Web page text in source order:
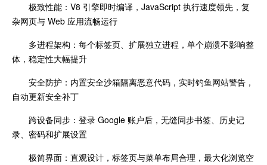
极致性能：V8 引擎即时编译，JavaScript 执行速度领先，复
杂网页与 Web 应用流畅运行
多进程架构：每个标签页、扩展独立进程，单个崩溃不影响整
体，稳定性大幅提升
安全防护：内置安全沙箱隔离恶意代码，实时钓鱼网站警告，
自动更新安全补丁
跨设备同步：登录 Google 账户后，无缝同步书签、历史记
录、密码和扩展设置
极简界面：直观设计，标签页与菜单布局合理，最大化浏览空